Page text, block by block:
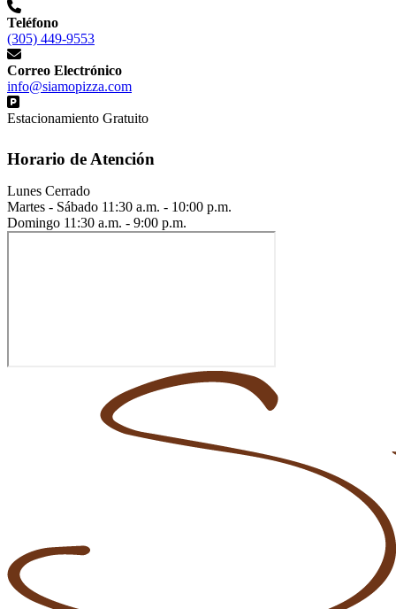
Teléfono
(305) 449-9553
Correo Electrónico
info@siamopizza.com
Estacionamiento Gratuito
Horario de Atención
Lunes Cerrado
Martes - Sábado 11:30 a.m. - 10:00 p.m.
Domingo 11:30 a.m. - 9:00 p.m.